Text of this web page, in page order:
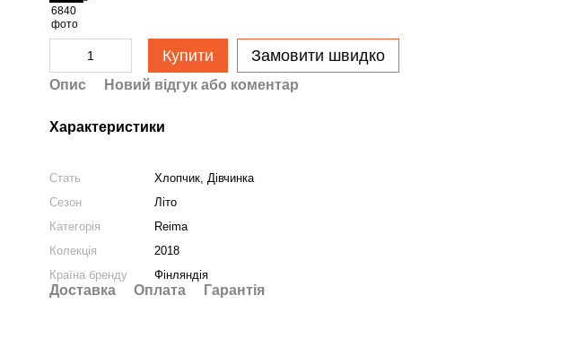
Купити Замовити швидко
Опис Новий відгук або коментар
Характеристики
Стать
Хлопчик, Дівчинка
Сезон
Літо
Категорія
Reima
Колекція
2018
Країна бренду
Фінляндія
Доставка Оплата Гарантія